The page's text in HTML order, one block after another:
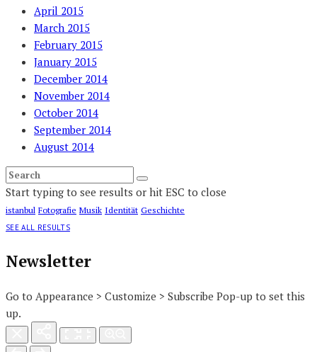
April 2015
March 2015
February 2015
January 2015
December 2014
November 2014
October 2014
September 2014
August 2014
Start typing to see results or hit ESC to close
istanbul Fotografie Musik Identität Geschichte
SEE ALL RESULTS
Newsletter
Go to Appearance > Customize > Subscribe Pop-up to set this
up.